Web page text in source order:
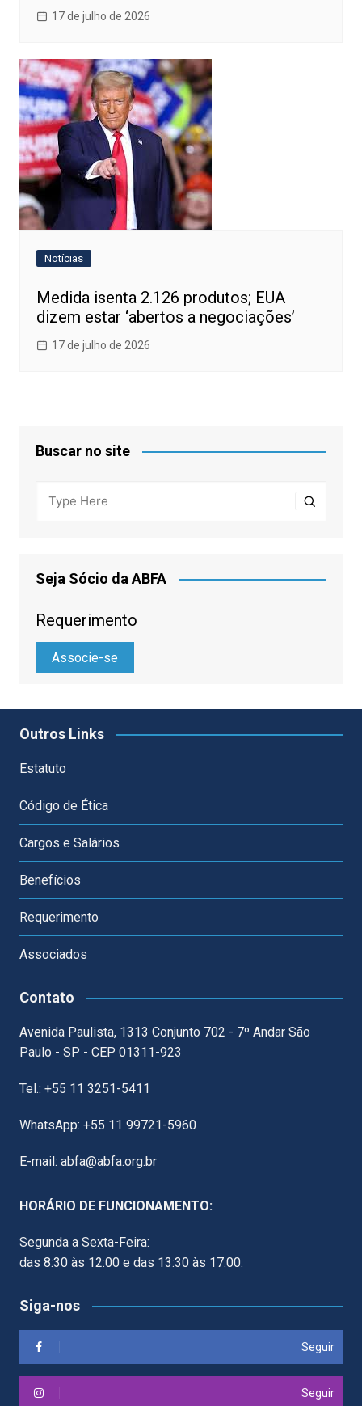
17 de julho de 2026
Notícias
Medida isenta 2.126 produtos; EUA
dizem estar ‘abertos a negociações’
17 de julho de 2026
Buscar no site
Seja Sócio da ABFA
Requerimento
Associe-se
Outros Links
Estatuto
Código de Ética
Cargos e Salários
Benefícios
Requerimento
Associados
Contato
Avenida Paulista, 1313 Conjunto 702 - 7º Andar São
Paulo - SP - CEP 01311-923
Tel.: +55 11 3251-5411
WhatsApp: +55 11 99721-5960
E-mail: abfa@abfa.org.br
HORÁRIO DE FUNCIONAMENTO:
Segunda a Sexta-Feira:
das 8:30 às 12:00 e das 13:30 às 17:00.
Siga-nos
Seguir
Seguir